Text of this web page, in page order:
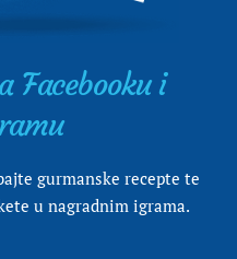
Facebooku i
gurmanske recepte te
u nagradnim igrama.